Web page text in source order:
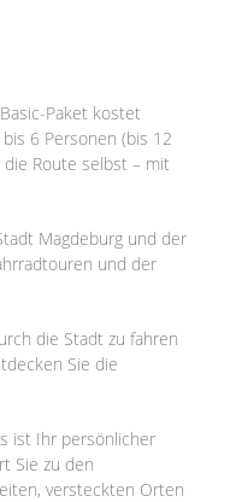
Paket kostet
6 Personen (bis 12
die Route selbst – mit
Magdeburg und der
und der
die Stadt zu fahren
Sie die
ist Ihr persönlicher
Sie zu den
versteckten Orten